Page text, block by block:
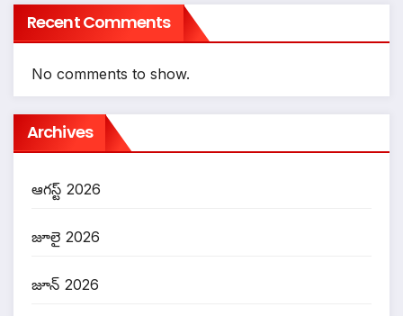
Recent Comments
No comments to show.
Archives
ఆగస్ట్ 2026
జూలై 2026
జూన్ 2026